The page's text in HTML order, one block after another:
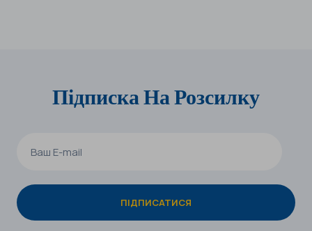
Підписка На Розсилку